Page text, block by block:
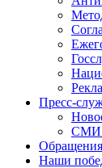
Пресс-
СМИ
Обращения
Наши